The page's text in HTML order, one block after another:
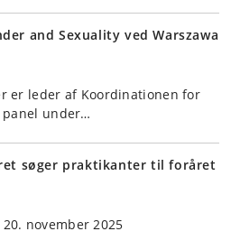
and Sexuality ved Warszawa
er leder af Koordinationen for
panel under…
søger praktikanter til foråret
november 2025